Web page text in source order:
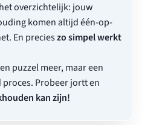
overzichtelijk: jouw
komen altijd één-op-
En precieszo simpel werkt
puzzel meer, maar een
Probeer jortt en
kan zijn!